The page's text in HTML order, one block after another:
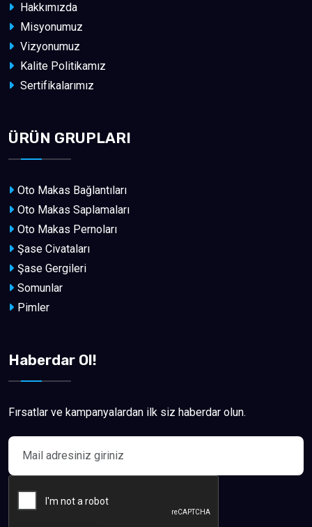
Hakkımızda
Misyonumuz
Vizyonumuz
Kalite Politikamız
Sertifikalarımız
ÜRÜN GRUPLARI
Oto Makas Bağlantıları
Oto Makas Saplamaları
Oto Makas Pernoları
Şase Civataları
Şase Gergileri
Somunlar
Pimler
Haberdar Ol!
Fırsatlar ve kampanyalardan ilk siz haberdar olun.